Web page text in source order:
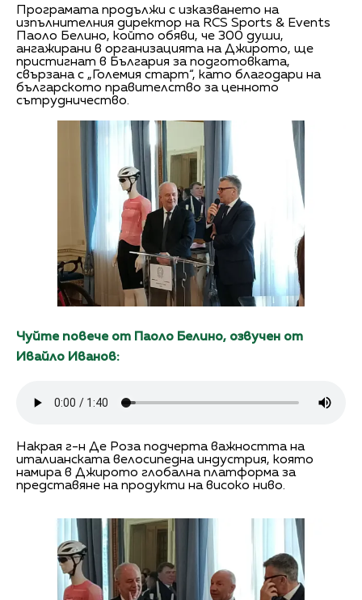
Програмата продължи с изказването на
изпълнителния директор на RCS Sports & Events
Паоло Белино, който обяви, че 300 души,
ангажирани в организацията на Джирото, ще
пристигнат в България за подготовката,
свързана с „Големия старт“, като благодари на
българското правителство за ценното
сътрудничество.
Чуйте повече от Паоло Белино, озвучен от
Ивайло Иванов:
Накрая г-н Де Роза подчерта важността на
италианската велосипедна индустрия, която
намира в Джирото глобална платформа за
представяне на продукти на високо ниво.